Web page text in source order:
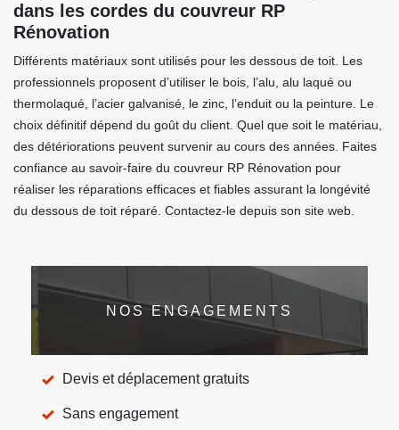
dans les cordes du couvreur RP
Rénovation
Différents matériaux sont utilisés pour les dessous de toit. Les
professionnels proposent d’utiliser le bois, l’alu, alu laqué ou
thermolaqué, l’acier galvanisé, le zinc, l’enduit ou la peinture. Le
choix définitif dépend du goût du client. Quel que soit le matériau,
des détériorations peuvent survenir au cours des années. Faites
confiance au savoir-faire du couvreur RP Rénovation pour
réaliser les réparations efficaces et fiables assurant la longévité
du dessous de toit réparé. Contactez-le depuis son site web.
NOS ENGAGEMENTS
Devis et déplacement gratuits
Sans engagement